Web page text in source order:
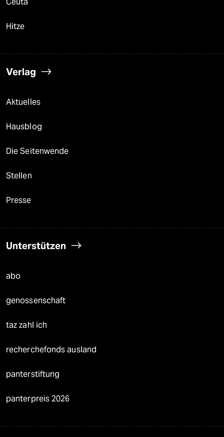
Hitze
Verlag
Aktuelles
Hausblog
Die Seitenwende
Stellen
Presse
Unterstützen
abo
genossenschaft
taz zahl ich
recherchefonds ausland
panterstiftung
panterpreis 2026